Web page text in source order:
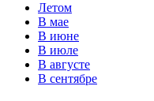
Летом
В мае
В июне
В июле
В августе
В сентябре